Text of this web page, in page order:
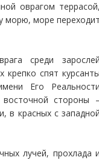
оврагом
морю, море
среди
спят
Его
стороны
в красных с
лучей, прохлада